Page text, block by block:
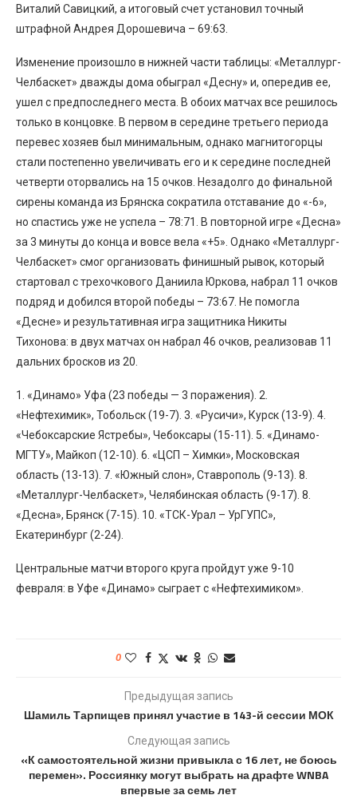
Виталий Савицкий, а итоговый счет установил точный
штрафной Андрея Дорошевича – 69:63.
Изменение произошло в нижней части таблицы: «Металлург-
Челбаскет» дважды дома обыграл «Десну» и, опередив ее,
ушел с предпоследнего места. В обоих матчах все решилось
только в концовке. В первом в середине третьего периода
перевес хозяев был минимальным, однако магнитогорцы
стали постепенно увеличивать его и к середине последней
четверти оторвались на 15 очков. Незадолго до финальной
сирены команда из Брянска сократила отставание до «-6»,
но спастись уже не успела – 78:71. В повторной игре «Десна»
за 3 минуты до конца и вовсе вела «+5». Однако «Металлург-
Челбаскет» смог организовать финишный рывок, который
стартовал с трехочкового Даниила Юркова, набрал 11 очков
подряд и добился второй победы – 73:67. Не помогла
«Десне» и результативная игра защитника Никиты
Тихонова: в двух матчах он набрал 46 очков, реализовав 11
дальних бросков из 20.
1. «Динамо» Уфа (23 победы — 3 поражения). 2.
«Нефтехимик», Тобольск (19-7). 3. «Русичи», Курск (13-9). 4.
«Чебоксарские Ястребы», Чебоксары (15-11). 5. «Динамо-
МГТУ», Майкоп (12-10). 6. «ЦСП – Химки», Московская
область (13-13). 7. «Южный слон», Ставрополь (9-13). 8.
«Металлург-Челбаскет», Челябинская область (9-17). 8.
«Десна», Брянск (7-15). 10. «ТСК-Урал – УрГУПС»,
Екатеринбург (2-24).
Центральные матчи второго круга пройдут уже 9-10
февраля: в Уфе «Динамо» сыграет с «Нефтехимиком».
0
Предыдущая запись
Шамиль Тарпищев принял участие в 143-й сессии МОК
Следующая запись
«К самостоятельной жизни привыкла с 16 лет, не боюсь
перемен». Россиянку могут выбрать на драфте WNBA
впервые за семь лет